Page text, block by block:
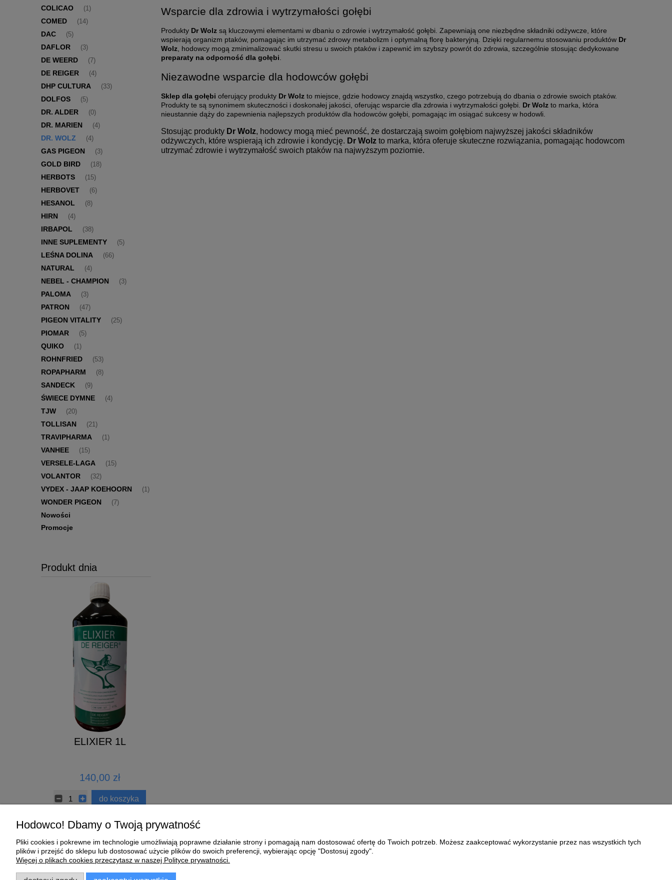
COLICAO (1)
COMED (14)
DAC (5)
DAFLOR (3)
DE WEERD (7)
DE REIGER (4)
DHP CULTURA (33)
DOLFOS (5)
DR. ALDER (0)
DR. MARIEN (4)
DR. WOLZ (4)
GAS PIGEON (3)
GOLD BIRD (18)
HERBOTS (15)
HERBOVET (6)
HESANOL (8)
HIRN (4)
IRBAPOL (38)
INNE SUPLEMENTY (5)
LEŚNA DOLINA (66)
NATURAL (4)
NEBEL - CHAMPION (3)
PALOMA (3)
PATRON (47)
PIGEON VITALITY (25)
PIOMAR (5)
QUIKO (1)
ROHNFRIED (53)
ROPAPHARM (8)
SANDECK (9)
ŚWIECE DYMNE (4)
TJW (20)
TOLLISAN (21)
TRAVIPHARMA (1)
VANHEE (15)
VERSELE-LAGA (15)
VOLANTOR (32)
VYDEX - JAAP KOEHOORN (1)
WONDER PIGEON (7)
Nowości
Promocje
Produkt dnia
ELIXIER 1L
140,00 zł
do koszyka
Wsparcie dla zdrowia i wytrzymałości gołębi
Produkty Dr Wolz są kluczowymi elementami w dbaniu o zdrowie i wytrzymałość gołębi. Zapewniają one niezbędne składniki odżywcze, które
wspierają organizm ptaków, pomagając im utrzymać zdrowy metabolizm i optymalną florę bakteryjną. Dzięki regularnemu stosowaniu produktów Dr
Wolz , hodowcy mogą zminimalizować skutki stresu u swoich ptaków i zapewnić im szybszy powrót do zdrowia, szczególnie stosując dedykowane
preparaty na odporność dla gołębi
Niezawodne wsparcie dla hodowców gołębi
Sklep dla gołębi oferujący produkty Dr Wolz to miejsce, gdzie hodowcy znajdą wszystko, czego potrzebują do dbania o zdrowie swoich ptaków.
Produkty te są synonimem skuteczności i doskonałej jakości, oferując wsparcie dla zdrowia i wytrzymałości gołębi. Dr Wolz to marka, która
nieustannie dąży do zapewnienia najlepszych produktów dla hodowców gołębi, pomagając im osiągać sukcesy w hodowli.
Stosując produkty Dr Wolz, hodowcy mogą mieć pewność, że dostarczają swoim gołębiom najwyższej jakości składników
odżywczych, które wspierają ich zdrowie i kondycję. Dr Wolz to marka, która oferuje skuteczne rozwiązania, pomagając hodowcom
utrzymać zdrowie i wytrzymałość swoich ptaków na najwyższym poziomie.
Pomoc Moje konto Płatności i dostawa O nas Informacje
Hodowco! Dbamy o Twoją prywatność
Pliki cookies i pokrewne im technologie umożliwiają poprawne działanie strony i pomagają nam dostosować ofertę do Twoich potrzeb. Możesz zaakceptować wykorzystanie przez nas wszystkich tych
plików i przejść do sklepu lub dostosować użycie plików do swoich preferencji, wybierając opcję "Dostosuj zgody".
Więcej o plikach cookies przeczytasz w naszej Polityce prywatności.